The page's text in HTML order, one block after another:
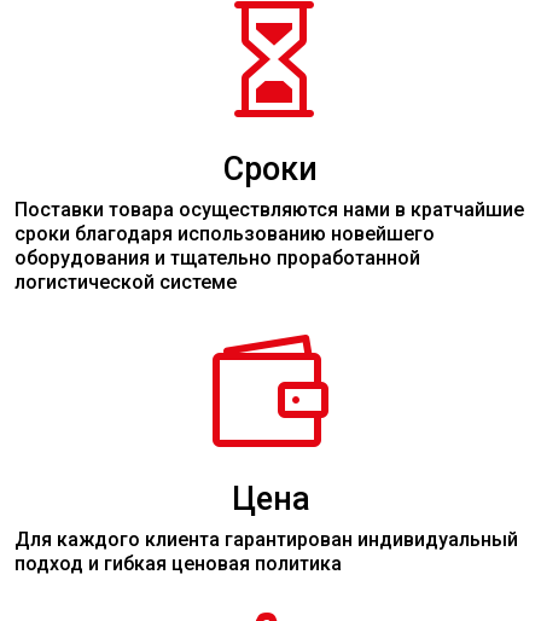

Сроки
Поставки товара осуществляются нами в кратчайшие
сроки благодаря использованию новейшего
оборудования и тщательно проработанной
логистической системе

Цена
Для каждого клиента гарантирован индивидуальный
подход и гибкая ценовая политика